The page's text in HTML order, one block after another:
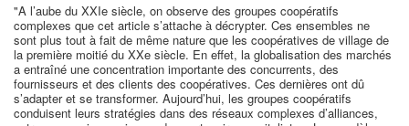
"A l’aube du XXIe siècle, on observe des groupes coopératifs
complexes que cet article s’attache à décrypter. Ces ensembles ne
sont plus tout à fait de même nature que les coopératives de village de
la première moitié du XXe siècle. En effet, la globalisation des marchés
a entraîné une concentration importante des concurrents, des
fournisseurs et des clients des coopératives. Ces dernières ont dû
s’adapter et se transformer. Aujourd’hui, les groupes coopératifs
conduisent leurs stratégies dans des réseaux complexes d’alliances,